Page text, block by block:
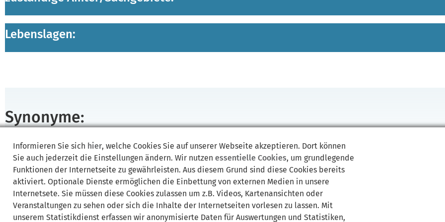
Lebenslagen:
Synonyme:
Beitrag ändern
JahresarbeitseinkommenKSKKünstlersozialkasseVerlust
Informieren Sie sich hier, welche Cookies Sie auf unserer Webseite akzeptieren. Dort können
Sie auch jederzeit die Einstellungen ändern. Wir nutzen essentielle Cookies, um grundlegende
Funktionen der Internetseite zu gewährleisten. Aus diesem Grund sind diese Cookies bereits
aktiviert. Optionale Dienste ermöglichen die Einbettung von externen Medien in unsere
Internetsete. Sie müssen diese Cookies zulassen um z.B. Videos, Kartenansichten oder
Veranstaltungen zu sehen oder sich die Inhalte der Internetseiten vorlesen zu lassen. Mit
unserem Statistikdienst erfassen wir anonymisierte Daten für Auswertungen und Statistiken,